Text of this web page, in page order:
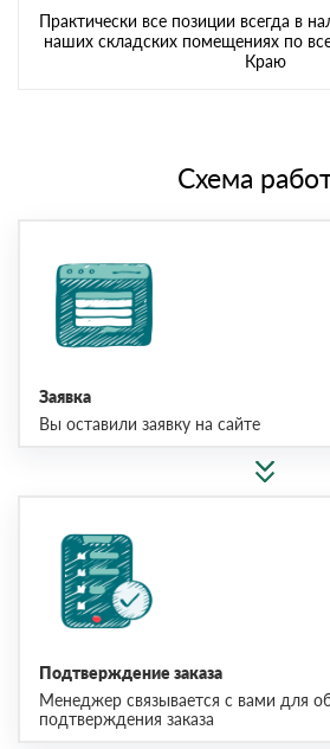
Практически все позиции всегда в
наших складских помещениях по
Краю
Схема
Заявка
Вы оставили заявку на сайте
Подтверждение заказа
Менеджер связывается с вами для
подтверждения заказа